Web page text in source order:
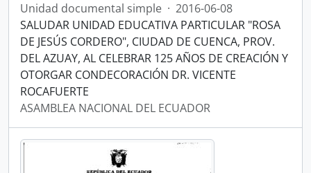
Unidad documental simple · 2016-06-08
SALUDAR UNIDAD EDUCATIVA PARTICULAR "ROSA
DE JESÚS CORDERO", CIUDAD DE CUENCA, PROV.
DEL AZUAY, AL CELEBRAR 125 AÑOS DE CREACIÓN Y
OTORGAR CONDECORACIÓN DR. VICENTE
ROCAFUERTE
ASAMBLEA NACIONAL DEL ECUADOR